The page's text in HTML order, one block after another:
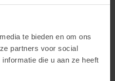
te bieden en om ons
partners voor social
die u aan ze heeft